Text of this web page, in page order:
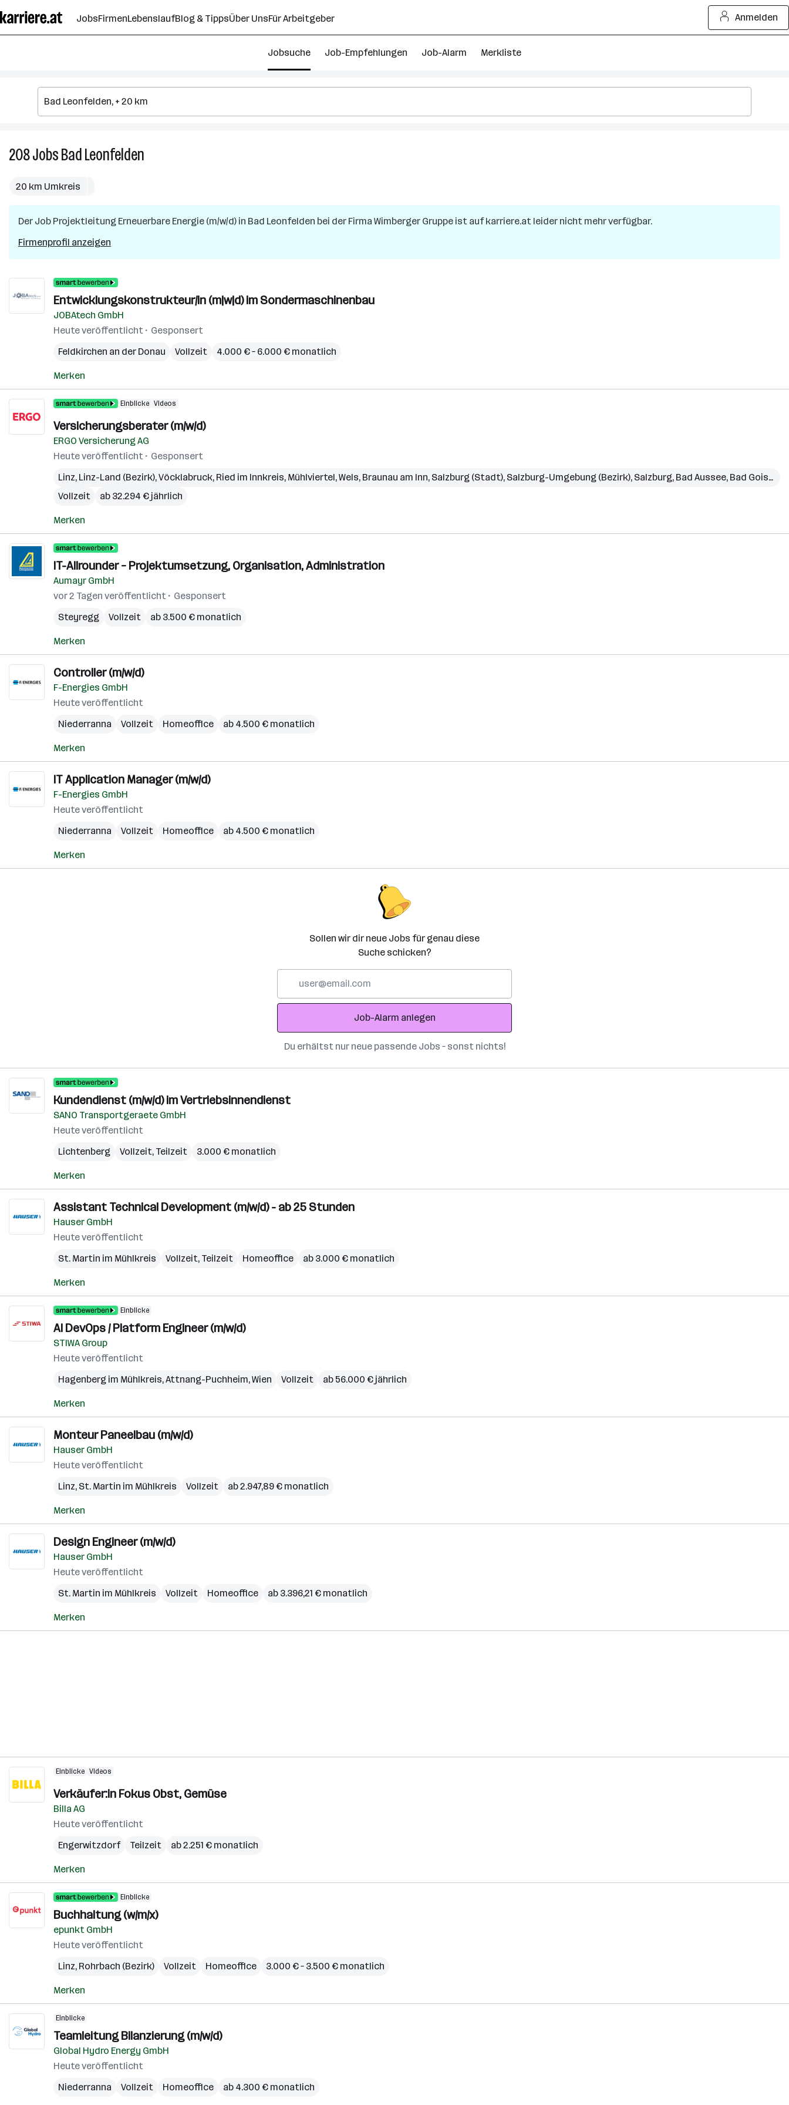
Seiteninhalt
springen
JobsFirmenLebenslaufBlog & TippsÜber UnsFür Arbeitgeber Anmelden
Jobsuche Job-Empfehlungen Job-Alarm Merkliste
208JobsBad Leonfelden
Leonfelden
20 km Umkreis
Der Job Projektleitung Erneuerbare Energie (m/w/d) in Bad Leonfelden bei der Firma Wimberger Gruppe ist auf karriere.at leider nicht mehr verfügbar.
Firmenprofil anzeigen
Entwicklungskonstrukteur/in (m|w|d) im Sondermaschinenbau
JOBAtech GmbH
Heute veröffentlicht
Gesponsert
Feldkirchen an der Donau
Vollzeit 4.000 € – 6.000 € monatlich
Merken
Einblicke Videos
Versicherungsberater (m/w/d)
ERGO Versicherung AG
Heute veröffentlicht
Gesponsert
Linz, Linz-Land (Bezirk),Vöcklabruck, Ried im Innkreis, Mühlviertel,Wels, Braunau am Inn, Salzburg (Stadt), Salzburg-Umgebung (Bezirk), Salzburg, Bad Aussee, Bad Goisern am Hallstättersee
Vollzeit
ab 32.294 € jährlich
Merken
IT-Allrounder – Projektumsetzung, Organisation, Administration
Aumayr GmbH
vor 2 Tagen veröffentlicht
Gesponsert
Steyregg
Vollzeit ab 3.500 € monatlich
Merken
Controller (m/w/d)
F-Energies GmbH
Heute veröffentlicht
Niederranna
Vollzeit Homeoffice ab 4.500 € monatlich
Merken
IT Application Manager (m/w/d)
F-Energies GmbH
Heute veröffentlicht
Niederranna
Vollzeit Homeoffice ab 4.500 € monatlich
Merken
Sollen wir dir neue Jobs für genau diese
Suche schicken?
Adresse
Job-Alarm anlegen
Du erhältst nur neue passende Jobs – sonst nichts!
Kundendienst (m/w/d) im Vertriebsinnendienst
SANO Transportgeraete GmbH
Heute veröffentlicht
Lichtenberg
Vollzeit, Teilzeit 3.000 € monatlich
Merken
Assistant Technical Development (m/w/d) - ab 25 Stunden
Hauser GmbH
Heute veröffentlicht
St. Martin im Mühlkreis
Vollzeit, Teilzeit Homeoffice ab 3.000 € monatlich
Merken
Einblicke
AI DevOps / Platform Engineer (m/w/d)
STIWA Group
Heute veröffentlicht
Hagenberg im Mühlkreis,Attnang-Puchheim,Wien Vollzeit ab 56.000 € jährlich
Merken
Monteur Paneelbau (m/w/d)
Hauser GmbH
Heute veröffentlicht
Linz, St. Martin im Mühlkreis Vollzeit ab 2.947,89 € monatlich
Merken
Design Engineer (m/w/d)
Hauser GmbH
Heute veröffentlicht
St. Martin im Mühlkreis
Vollzeit Homeoffice ab 3.396,21 € monatlich
Merken
Einblicke Videos
Verkäufer:in Fokus Obst, Gemüse
Billa AG
Heute veröffentlicht
Engerwitzdorf
Teilzeit ab 2.251 € monatlich
Merken
Einblicke
Buchhaltung (w/m/x)
epunkt GmbH
Heute veröffentlicht
Linz, Rohrbach (Bezirk) Vollzeit Homeoffice 3.000 € – 3.500 € monatlich
Merken
Einblicke
Teamleitung Bilanzierung (m/w/d)
Global Hydro Energy GmbH
Heute veröffentlicht
Niederranna
Vollzeit Homeoffice ab 4.300 € monatlich